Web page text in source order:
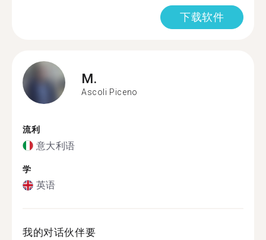
下载软件
M.
Ascoli Piceno
流利
意大利语
学
英语
我的对话伙伴要